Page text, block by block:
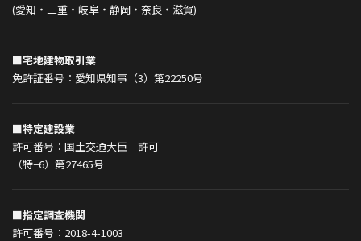
(愛知・三重・岐阜・静岡・奈良・滋賀)
■宅地建物取引業
免許証番号：愛知県知事（3）第22250号
■特定建設業
許可番号：国土交通大臣 許可
（特−6）第27465号
■指定調査機関
許可番号：2018-4-1003